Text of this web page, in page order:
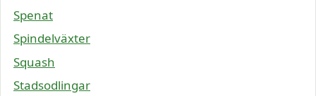
Spenat
Spindelväxter
Squash
Stadsodlingar